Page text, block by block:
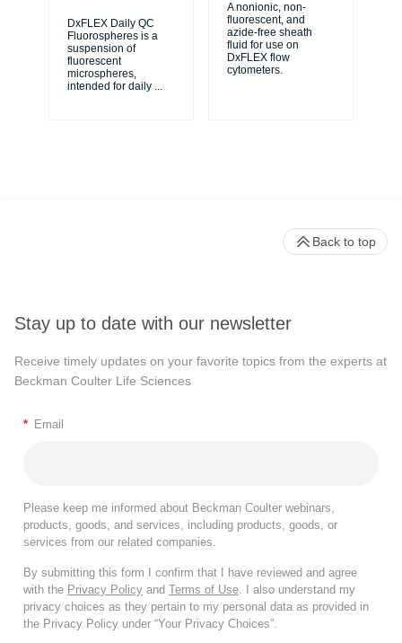
DxFLEX Daily QC
Fluorospheres is a
suspension of
fluorescent
microspheres,
intended for daily ...
A nonionic, non-
fluorescent, and
azide-free sheath
fluid for use on
DxFLEX flow
cytometers.
Stay up to date with our newsletter
Receive timely updates on your favorite topics from the experts at
Beckman Coulter Life Sciences
* Email
Please keep me informed about Beckman Coulter webinars,
products, goods, and services, including products, goods, or
services from our related companies.
By submitting this form I confirm that I have reviewed and agree
with the Privacy Policy and Terms of Use. I also understand my
privacy choices as they pertain to my personal data as provided in
the Privacy Policy under “Your Privacy Choices”.
Back to top